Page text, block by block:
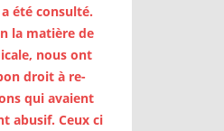
été consulté.
la matière de
nous ont
droit à re-
qui avaient
abusif. Ceux ci